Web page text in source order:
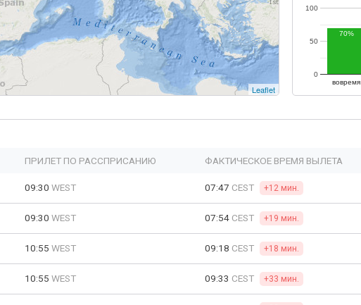
Leaflet
вовремя
0
50
100
70%
ПРИЛЕТ ПО РАССПРИСАНИЮ ФАКТИЧЕСКОЕ ВРЕМЯ ВЫЛЕТА
09:30 WEST 07:47 CEST +12 мин.
09:30 WEST 07:54 CEST +19 мин.
10:55 WEST 09:18 CEST +18 мин.
10:55 WEST 09:33 CEST +33 мин.